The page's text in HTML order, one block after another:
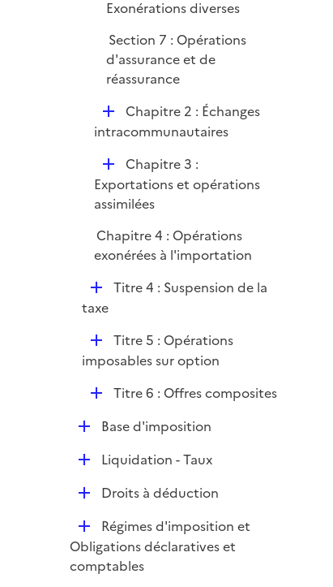
é
l
i
e
r
Exonérations diverses
Section 7 : Opérations
d'assurance et de
réassurance
D
é
i
e
Chapitre 2 : Échanges
intracommunautaires
D
é
p
i
e
r
Chapitre 3 :
Exportations et opérations
assimilées
Chapitre 4 : Opérations
exonérées à l'importation
D
é
i
Titre 4 : Suspension de la
taxe
D
é
i
e
r
Titre 5 : Opérations
imposables sur option
D
p
i
e
Titre 6 : Offres composites
D
r
Base d'imposition
D
i
e
r
Liquidation - Taux
D
l
i
Droits à déduction
D
é
p
Régimes d'imposition et
Obligations déclaratives et
comptables